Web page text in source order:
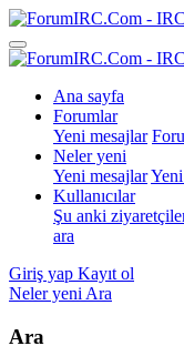
Ana sayfa
Forumlar
Yeni mesajlar
Neler yeni
Yeni mesajlar
Kullanıcılar
Şu anki
ara
Giriş yap Kayıt ol
Neler yeni Ara
Ara